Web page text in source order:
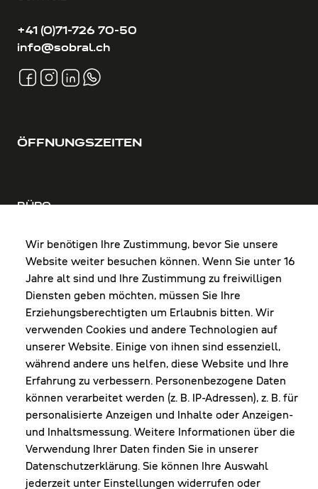
Wir benötigen Ihre Zustimmung, bevor Sie unsere
Website weiter besuchen können. Wenn Sie unter 16
Jahre alt sind und Ihre Zustimmung zu freiwilligen
Diensten geben möchten, müssen Sie Ihre
Erziehungsberechtigten um Erlaubnis bitten. Wir
verwenden Cookies und andere Technologien auf
unserer Website. Einige von ihnen sind essenziell,
während andere uns helfen, diese Website und Ihre
Erfahrung zu verbessern. Personenbezogene Daten
können verarbeitet werden (z. B. IP-Adressen), z. B. für
personalisierte Anzeigen und Inhalte oder Anzeigen-
und Inhaltsmessung. Weitere Informationen über die
Verwendung Ihrer Daten finden Sie in unserer
Datenschutzerklärung. Sie können Ihre Auswahl
jederzeit unter Einstellungen widerrufen oder
+41 (0)71-726 70-50
info@sobral.ch
ÖFFNUNGSZEITEN
BÜRO
FR: 8:00-12:00 & 13:00-16:00 Uhr
Shop Diepoldsau
MO-Do: 8:00-12:00 & 13:00-17:30 Uhr
Fr: 8:00-16:00 Uhr
1. Samstag im Monat: 9:00-16:00 Uhr
NEWSLETTER
Erhalte Infos zu aktueller Arbeitskleidung für
deine Firma und unseren Service